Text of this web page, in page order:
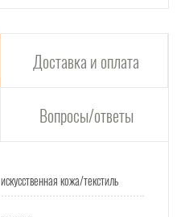
Доставка и оплата
Вопросы/ответы
искусственная кожа/текстиль